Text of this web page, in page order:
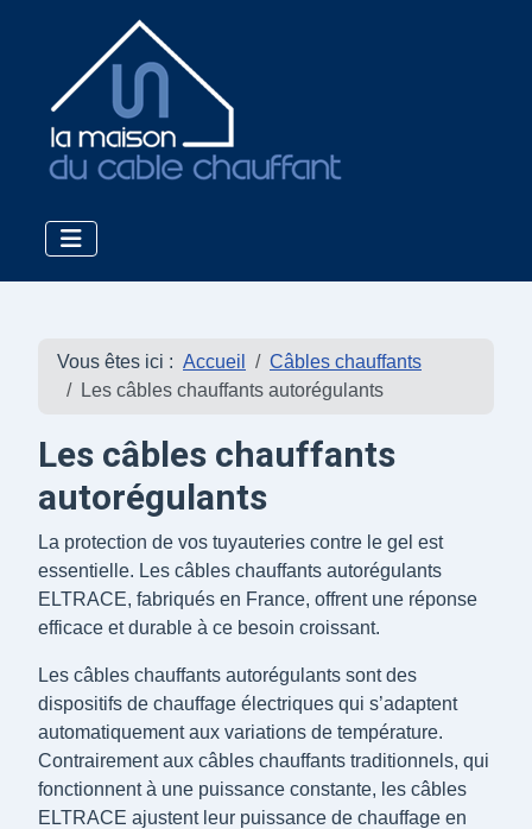
Vous êtes ici : Accueil
Câbles chauffants
Les câbles chauffants autorégulants
Les câbles chauffants
autorégulants
La protection de vos tuyauteries contre le gel est
essentielle. Les câbles chauffants autorégulants
ELTRACE, fabriqués en France, offrent une réponse
efficace et durable à ce besoin croissant.
Les câbles chauffants autorégulants sont des
dispositifs de chauffage électriques qui s’adaptent
automatiquement aux variations de température.
Contrairement aux câbles chauffants traditionnels, qui
fonctionnent à une puissance constante, les câbles
ELTRACE ajustent leur puissance de chauffage en